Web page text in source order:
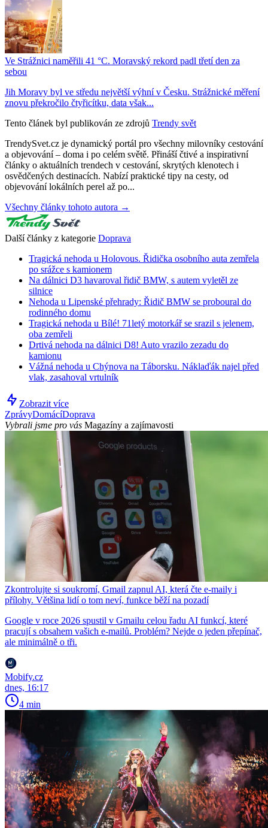
Ve Strážnici naměřili 41 °C. Moravský rekord padl třetí den za
sebou
Jih Moravy byl ve středu největší výhní v Česku. Strážnické měření
znovu překročilo čtyřicítku, data však...
Tento článek byl publikován ze zdrojů Trendy svět
TrendySvet.cz je dynamický portál pro všechny milovníky cestování
a objevování – doma i po celém světě. Přináší čtivé a inspirativní
články o aktuálních trendech v cestování, skrytých klenotech i
osvědčených destinacích. Nabízí praktické tipy na cesty, od
objevování lokálních perel až po...
Všechny články tohoto autora →
Další články z kategorie Doprava
Tragická nehoda u Holovous. Řidička osobního auta zemřela
po srážce s kamionem
Na dálnici D3 havaroval řidič BMW, s autem vyletěl ze
silnice
Nehoda u Lipenské přehrady: Řidič BMW se proboural do
rodinného domu
Tragická nehoda u Bílé! 71letý motorkář se srazil s jelenem,
oba zemřeli
Drtivá nehoda na dálnici D8! Auto vrazilo zezadu do
kamionu
Vážná nehoda u Chýnova na Táborsku. Náklaďák najel před
vlak, zasahoval vrtulník
Zobrazit více
ZprávyDomácíDoprava
Vybrali jsme pro vás Magazíny a zajímavosti
Zkontrolujte si soukromí, Gmail zapnul AI, která čte e-maily i
přílohy. Většina lidí o tom neví, funkce běží na pozadí
Google v roce 2026 spustil v Gmailu celou řadu AI funkcí, které
pracují s obsahem vašich e-mailů. Problém? Nejde o jeden přepínač,
ale minimálně o tři.
Mobify.cz
dnes, 16:17
4 min